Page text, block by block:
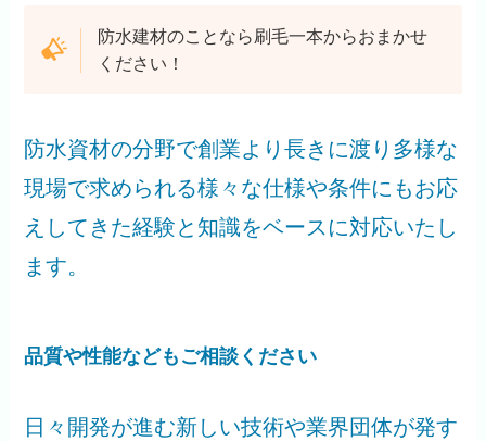
防水建材のことなら刷毛一本からおまかせ
ください！
防水資材の分野で創業より長きに渡り多様な
現場で求められる様々な仕様や条件にもお応
えしてきた経験と知識をベースに対応いたし
ます。
品質や性能などもご相談ください
日々開発が進む新しい技術や業界団体が発す